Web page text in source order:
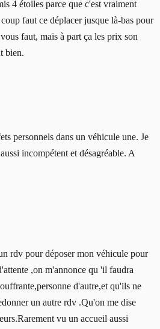
4 étoiles parce que c'est vraiment
faut ce déplacer jusque là-bas pour
faut, mais à part ça les prix son
bien.
personnels dans un véhicule une. Je
incompétent et désagréable. A
rdv pour déposer mon véhicule pour
,on m'annonce qu 'il faudra
d'autre,et qu'ils ne
un autre rdv .Qu'on me dise
vu un accueil aussi